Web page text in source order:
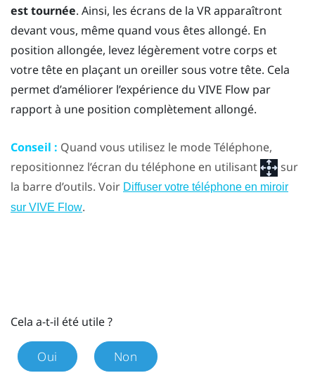
est tournée. Ainsi, les écrans de la VR apparaîtront
devant vous, même quand vous êtes allongé. En
position allongée, levez légèrement votre corps et
votre tête en plaçant un oreiller sous votre tête. Cela
permet d’améliorer l’expérience du VIVE Flow par
rapport à une position complètement allongé.
Conseil : Quand vous utilisez le mode Téléphone,
repositionnez l’écran du téléphone en utilisant
sur
la barre d’outils. Voir Diffuser votre téléphone en miroir
sur VIVE Flow.
Cela a-t-il été utile ?
Oui Non